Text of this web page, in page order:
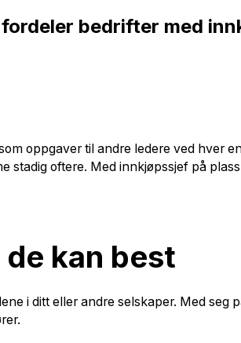
bedrifter med
oppgaver til andre ledere ved hver
stadig oftere. Med innkjøpssjef på
kan best
i ditt eller andre selskaper. Med